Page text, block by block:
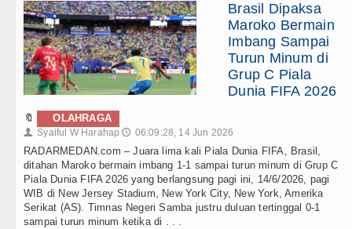
Brasil Dipaksa
Maroko Bermain
Imbang Sampai
Turun Minum di
Grup C Piala
Dunia FIFA 2026
🔖 OLAHRAGA
👤 Syaiful W Harahap 🕔 06:09:28, 14 Jun 2026
RADARMEDAN.com – Juara lima kali Piala Dunia FIFA, Brasil,
ditahan Maroko bermain imbang 1-1 sampai turun minum di Grup C
Piala Dunia FIFA 2026 yang berlangsung pagi ini, 14/6/2026, pagi
WIB di New Jersey Stadium, New York City, New York, Amerika
Serikat (AS). Timnas Negeri Samba justru duluan tertinggal 0-1
sampai turun minum ketika di . . .